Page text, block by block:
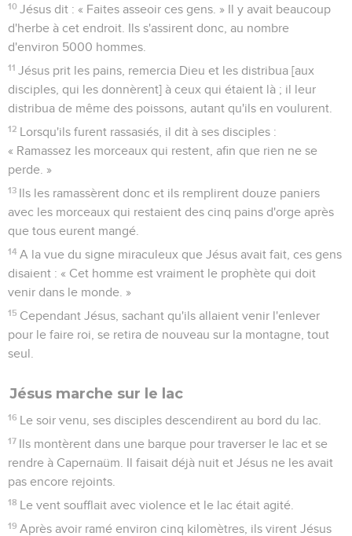
10 Jésus dit : « Faites asseoir ces gens. » Il y avait beaucoup
d'herbe à cet endroit. Ils s'assirent donc, au nombre
d'environ 5000 hommes.
11 Jésus prit les pains, remercia Dieu et les distribua [aux
disciples, qui les donnèrent] à ceux qui étaient là ; il leur
distribua de même des poissons, autant qu'ils en voulurent.
12 Lorsqu'ils furent rassasiés, il dit à ses disciples :
« Ramassez les morceaux qui restent, afin que rien ne se
perde. »
13 Ils les ramassèrent donc et ils remplirent douze paniers
avec les morceaux qui restaient des cinq pains d'orge après
que tous eurent mangé.
14 A la vue du signe miraculeux que Jésus avait fait, ces gens
disaient : « Cet homme est vraiment le prophète qui doit
venir dans le monde. »
15 Cependant Jésus, sachant qu'ils allaient venir l'enlever
pour le faire roi, se retira de nouveau sur la montagne, tout
seul.
Jésus marche sur le lac
16 Le soir venu, ses disciples descendirent au bord du lac.
17 Ils montèrent dans une barque pour traverser le lac et se
rendre à Capernaüm. Il faisait déjà nuit et Jésus ne les avait
pas encore rejoints.
18 Le vent soufflait avec violence et le lac était agité.
19 Après avoir ramé environ cinq kilomètres, ils virent Jésus